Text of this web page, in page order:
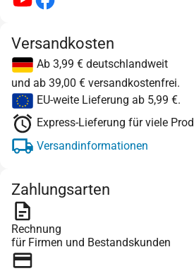
Versandkosten
Ab 3,99 € deutschlandweit
und ab 39,00 € versandkostenfrei.
EU-weite Lieferung ab 5,99 €.
Express-Lieferung für viele
Versandinformationen
Zahlungsarten
Rechnung
für Firmen und Bestandskunden